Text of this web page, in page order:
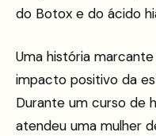
do Botox e do ácido
Uma história
impacto positivo da
Durante um curso de
atendeu uma mulher